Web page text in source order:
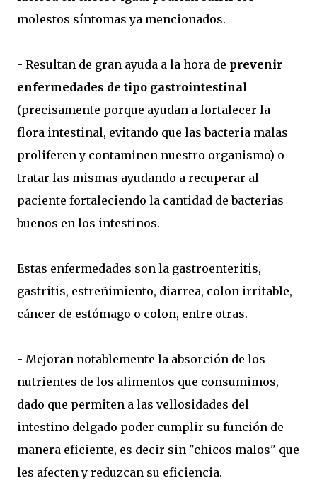
molestos síntomas ya mencionados.
- Resultan de gran ayuda a la hora de prevenir
enfermedades de tipo gastrointestinal
(precisamente porque ayudan a fortalecer la
flora intestinal, evitando que las bacteria malas
proliferen y contaminen nuestro organismo) o
tratar las mismas ayudando a recuperar al
paciente fortaleciendo la cantidad de bacterias
buenos en los intestinos.
Estas enfermedades son la gastroenteritis,
gastritis, estreñimiento, diarrea, colon irritable,
cáncer de estómago o colon, entre otras.
- Mejoran notablemente la absorción de los
nutrientes de los alimentos que consumimos,
dado que permiten a las vellosidades del
intestino delgado poder cumplir su función de
manera eficiente, es decir sin "chicos malos" que
les afecten y reduzcan su eficiencia.